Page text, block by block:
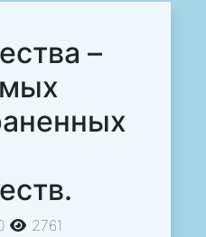
–
2761